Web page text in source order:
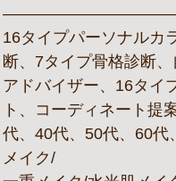
16タイプパーソナルカ
断、7タイプ骨格診断
アドバイザー、16タイ
ト、コーディネート提
代、40代、50代、60代
メイク/